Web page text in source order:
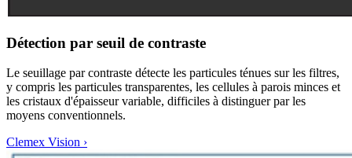
Détection par seuil de contraste
Le seuillage par contraste détecte les particules ténues sur les filtres,
y compris les particules transparentes, les cellules à parois minces et
les cristaux d'épaisseur variable, difficiles à distinguer par les
moyens conventionnels.
Clemex Vision ›